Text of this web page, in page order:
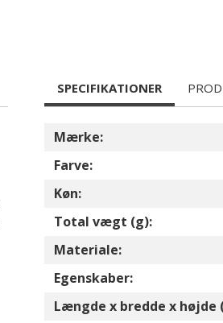
SPECIFIKATIONER
Mærke:
Farve:
Køn:
Total vægt (g):
Materiale:
Egenskaber:
Længde x bredde x højde